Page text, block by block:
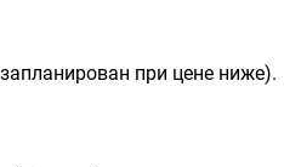
при цене ниже).